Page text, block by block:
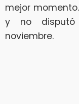
mejor momento.
y no disputó
noviembre.